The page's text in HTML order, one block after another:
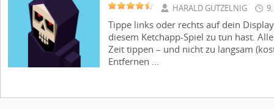
HARALD GUTZELNIG
Tippe links oder rechts auf dein
diesem Ketchapp-Spiel zu tun hast.
Zeit tippen – und nicht zu langsam
Entfernen ...